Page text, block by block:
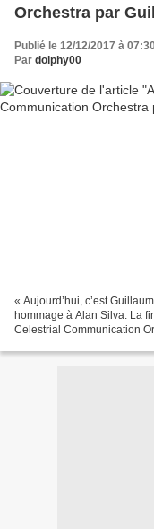
Orchestra par
Publié le 12/12/2017 à
Par dolphy00
« Aujourd’hui, c’est
hommage à Alan Silva. La
Celestrial Communication